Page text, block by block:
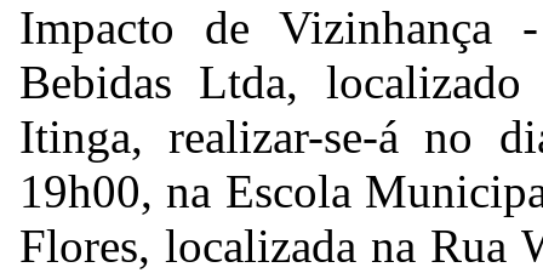
Impacto de
Bebidas Ltda,
Itinga, realizar-se-á no
19h00, na Escola
Flores, localizada na Rua